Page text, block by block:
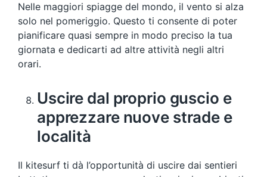
Nelle maggiori spiagge del mondo, il vento si alza
solo nel pomeriggio. Questo ti consente di poter
pianificare quasi sempre in modo preciso la tua
giornata e dedicarti ad altre attività negli altri
orari.
Uscire dal proprio guscio e
apprezzare nuove strade e
località
Il kitesurf ti dà l’opportunità di uscire dai sentieri